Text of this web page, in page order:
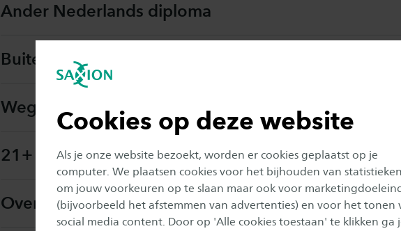
Cookies op deze website
Als je onze website bezoekt, worden er cookies geplaatst op je
computer. We plaatsen cookies voor het bijhouden van
om jouw voorkeuren op te slaan maar ook voor
(bijvoorbeeld het afstemmen van advertenties) en voor het tonen
social media content. Door op 'Alle cookies toestaan' te klikken ga
Ander Nederlands diploma
Buitenlands diploma
Wegwerken deficiënties bij een ander diploma
21+ Onderzoek
Overige toelatingsbepalingen